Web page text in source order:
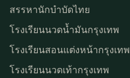
สรรหานักบำบัดไทย
โรงเรียนนวดน้ำมันกรุงเทพ
โรงเรียนสอนแต่งหน้ากรุงเทพ
โรงเรียนนวดเท้ากรุงเทพ